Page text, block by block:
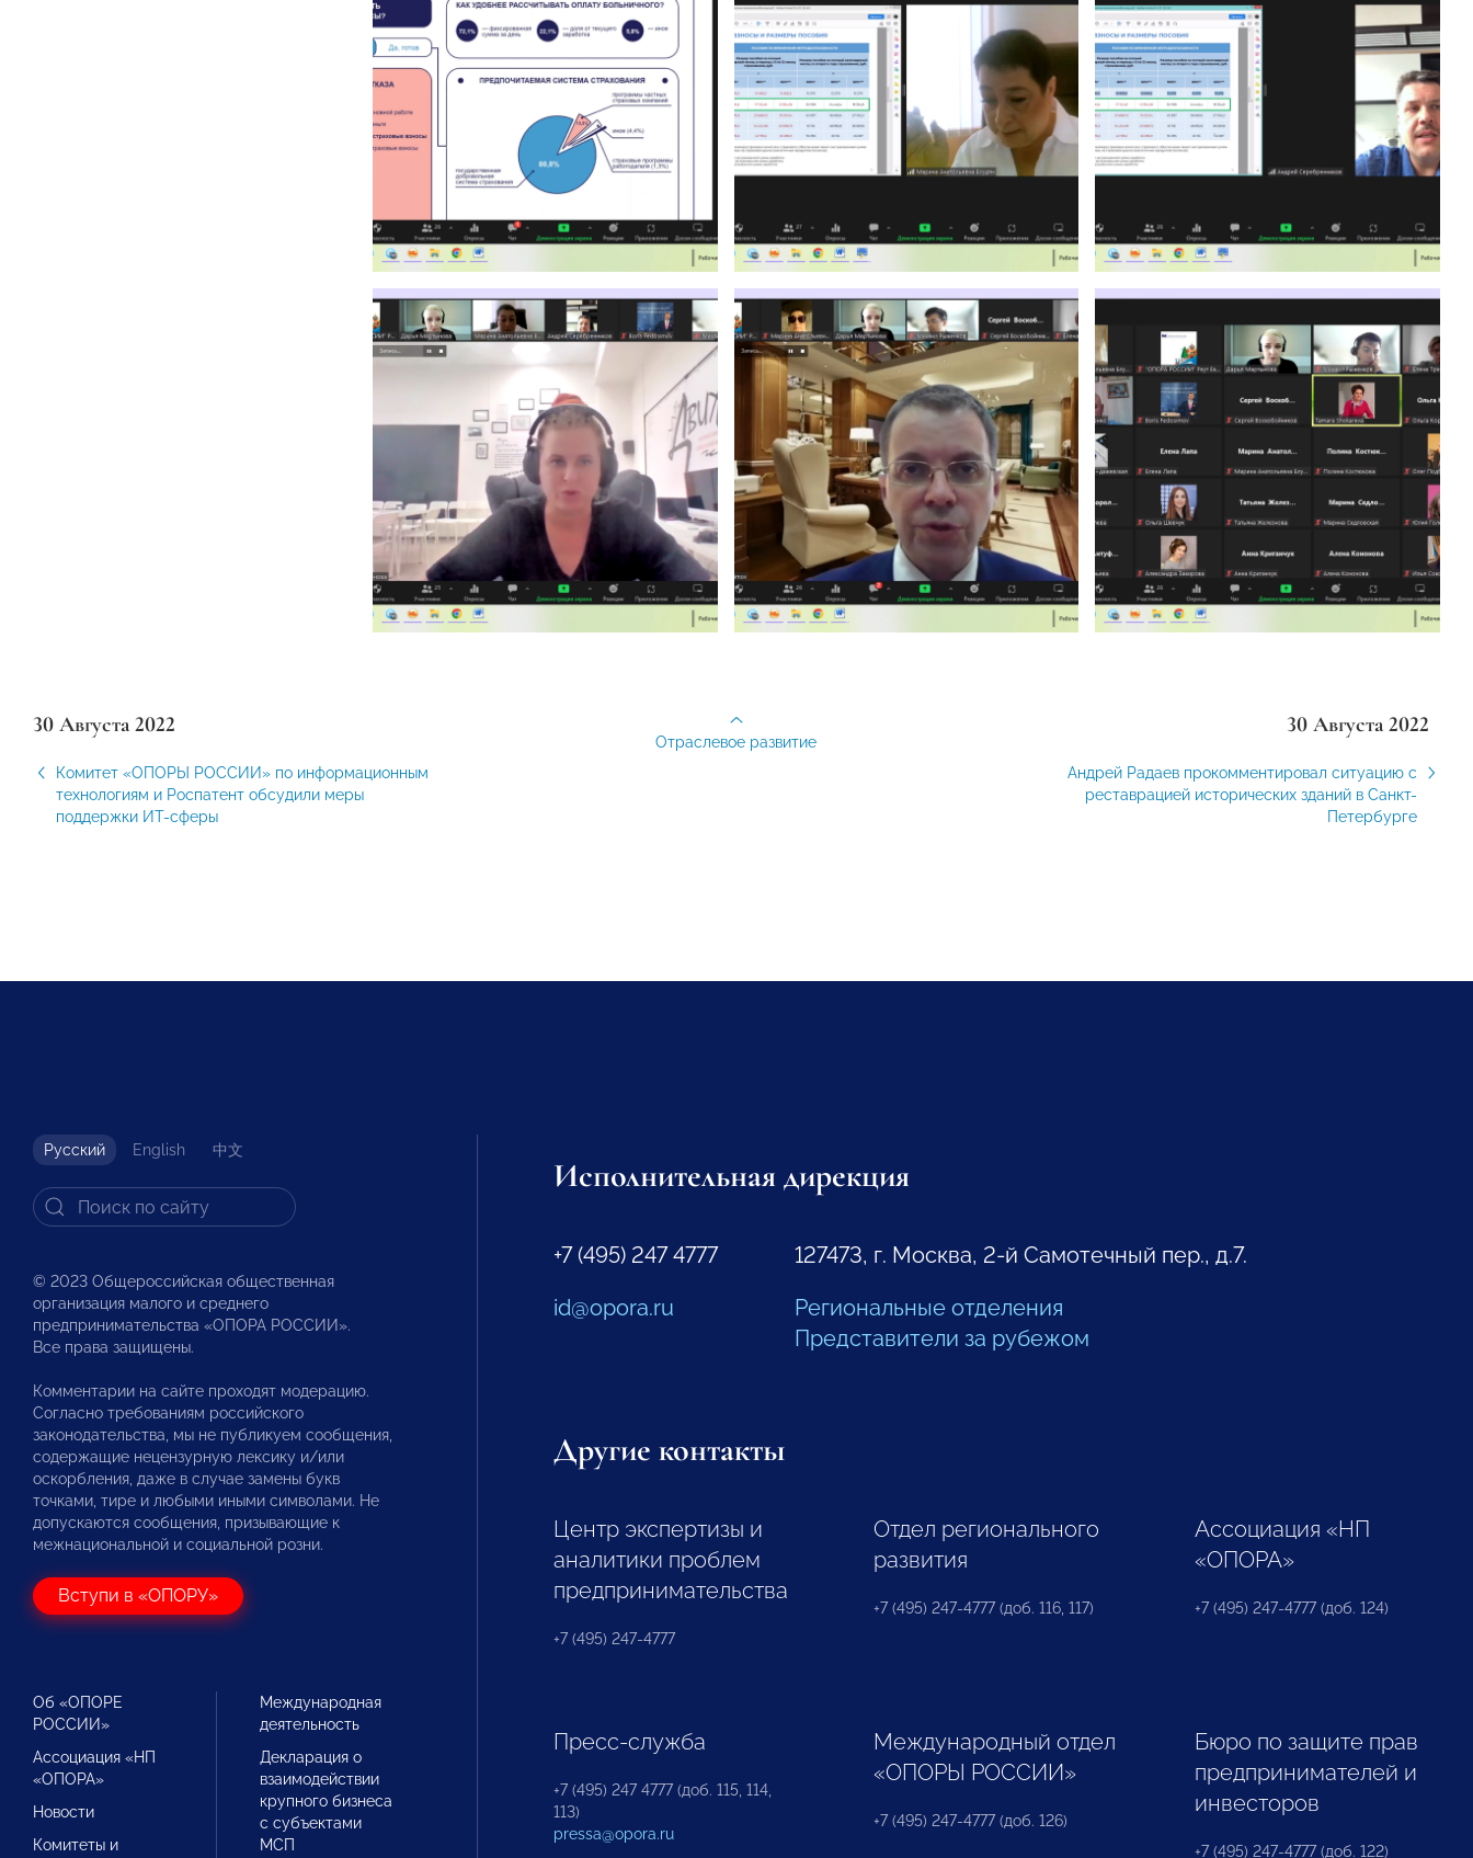
30 Августа 2022
Комитет «ОПОРЫ РОССИИ» по информационным
технологиям и Роспатент обсудили меры
поддержки ИТ-сферы
30 Августа 2022
Андрей Радаев прокомментировал ситуацию с
реставрацией исторических зданий в Санкт-
Петербурге
Отраслевое развитие
Русский English 中文
© 2023 Общероссийская общественная
организация малого и среднего
предпринимательства «ОПОРА РОССИИ».
Все права защищены.
Комментарии на сайте проходят модерацию.
Согласно требованиям российского
законодательства, мы не публикуем сообщения,
содержащие нецензурную лексику и/или
оскорбления, даже в случае замены букв
точками, тире и любыми иными символами. Не
допускаются сообщения, призывающие к
межнациональной и социальной розни.
Вступи в «ОПОРУ»
Об «ОПОРЕ
РОССИИ»
Ассоциация «НП
«ОПОРА»
Новости
Комитеты и
Международная
деятельность
Декларация о
взаимодействии
крупного бизнеса
с субъектами
МСП
Исполнительная дирекция
+7 (495) 247 4777
id@opora.ru
127473, г. Москва, 2-й Самотечный пер., д.7.
Региональные отделения
Представители за рубежом
Другие контакты
Центр экспертизы и
аналитики проблем
предпринимательства
+7 (495) 247-4777
Отдел регионального
развития
+7 (495) 247-4777 (доб. 116, 117)
Ассоциация «НП
«ОПОРА»
+7 (495) 247-4777 (доб. 124)
Пресс-служба
+7 (495) 247 4777 (доб. 115, 114,
113)
pressa@opora.ru
Международный отдел
«ОПОРЫ РОССИИ»
+7 (495) 247-4777 (доб. 126)
Бюро по защите прав
предпринимателей и
инвесторов
+7 (495) 247-4777 (доб. 122)